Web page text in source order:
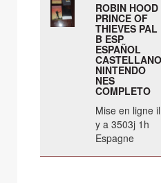
ROBIN HOOD
PRINCE OF
THIEVES PAL
B ESP
ESPAÑOL
CASTELLANO
NINTENDO
NES
COMPLETO
Mise en ligne il
y a 3503j 1h
Espagne